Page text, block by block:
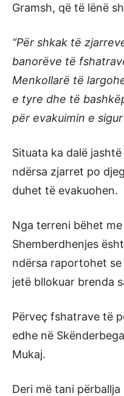
Gramsh, që të lënë
“Për shkak të
banorëve të
Menkollarë të
e tyre dhe të
për evakuimin e
Situata ka dalë
ndërsa zjarret po
duhet të evakuohen.
Nga terreni bëhet me
Shemberdhenjes
ndërsa raportohet
jetë bllokuar brenda
Përveç fshatrave të
edhe në
Mukaj.
Deri më tani